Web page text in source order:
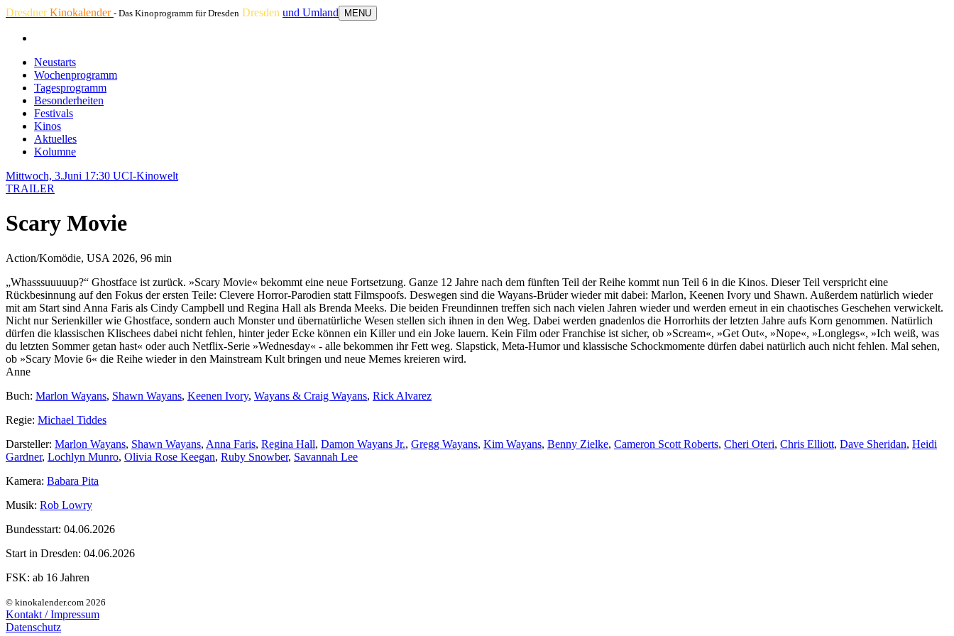
DresdnerKinokalender - Das Kinoprogramm für Dresden Dresden und Umland MENU
Neustarts
Wochenprogramm
Tagesprogramm
Besonderheiten
Festivals
Kinos
Aktuelles
Kolumne
Mittwoch, 3.Juni 17:30 UCI-Kinowelt
TRAILER
Scary Movie
Action/Komödie, USA 2026, 96 min
„Whasssuuuuup?“ Ghostface ist zurück. »Scary Movie« bekommt eine neue Fortsetzung. Ganze 12 Jahre nach dem fünften Teil der Reihe kommt nun Teil 6 in die Kinos. Dieser Teil verspricht eine
Rückbesinnung auf den Fokus der ersten Teile: Clevere Horror-Parodien statt Filmspoofs. Deswegen sind die Wayans-Brüder wieder mit dabei: Marlon, Keenen Ivory und Shawn. Außerdem natürlich wieder
mit am Start sind Anna Faris als Cindy Campbell und Regina Hall als Brenda Meeks. Die beiden Freundinnen treffen sich nach vielen Jahren wieder und werden erneut in ein chaotisches Geschehen verwickelt.
Nicht nur Serienkiller wie Ghostface, sondern auch Monster und übernatürliche Wesen stellen sich ihnen in den Weg. Dabei werden gnadenlos die Horrorhits der letzten Jahre aufs Korn genommen. Natürlich
dürfen die klassischen Klischees dabei nicht fehlen, hinter jeder Ecke können ein Killer und ein Joke lauern. Kein Film oder Franchise ist sicher, ob »Scream«, »Get Out«, »Nope«, »Longlegs«, »Ich weiß, was
du letzten Sommer getan hast« oder auch Netflix-Serie »Wednesday« - alle bekommen ihr Fett weg. Slapstick, Meta-Humor und klassische Schockmomente dürfen dabei natürlich auch nicht fehlen. Mal sehen,
ob »Scary Movie 6« die Reihe wieder in den Mainstream Kult bringen und neue Memes kreieren wird.
Anne
Buch: Marlon Wayans, Shawn Wayans, Keenen Ivory, Wayans & Craig Wayans, Rick Alvarez
Regie: Michael Tiddes
Darsteller: Marlon Wayans, Shawn Wayans, Anna Faris, Regina Hall, Damon Wayans Jr., Gregg Wayans, Kim Wayans, Benny Zielke, Cameron Scott Roberts, Cheri Oteri, Chris Elliott, Dave Sheridan, Heidi
Gardner, Lochlyn Munro, Olivia Rose Keegan, Ruby Snowber, Savannah Lee
Kamera: Babara Pita
Musik: Rob Lowry
Bundesstart: 04.06.2026
Start in Dresden: 04.06.2026
FSK: ab 16 Jahren
© kinokalender.com 2026
Kontakt / Impressum
Datenschutz